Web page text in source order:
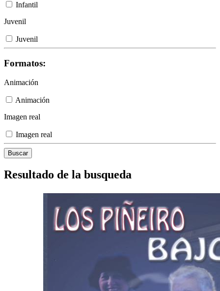
Infantil
Juvenil
Juvenil
Formatos:
Animación
Animación
Imagen real
Imagen real
Resultado de la busqueda